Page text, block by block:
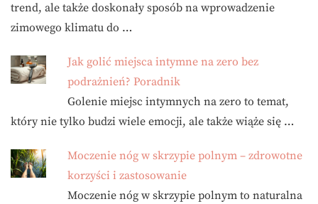
trend, ale także doskonały sposób na wprowadzenie
zimowego klimatu do …
Jak golić miejsca intymne na zero bez
podrażnień? Poradnik
Golenie miejsc intymnych na zero to temat,
który nie tylko budzi wiele emocji, ale także wiąże się …
Moczenie nóg w skrzypie polnym – zdrowotne
korzyści i zastosowanie
Moczenie nóg w skrzypie polnym to naturalna